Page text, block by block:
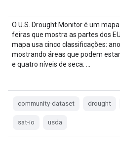
O U.S. Drought Monitor é um
feiras que mostra as partes dos
mapa usa cinco classificações:
mostrando áreas que podem
e quatro níveis de seca: …
community-dataset drought
sat-io usda